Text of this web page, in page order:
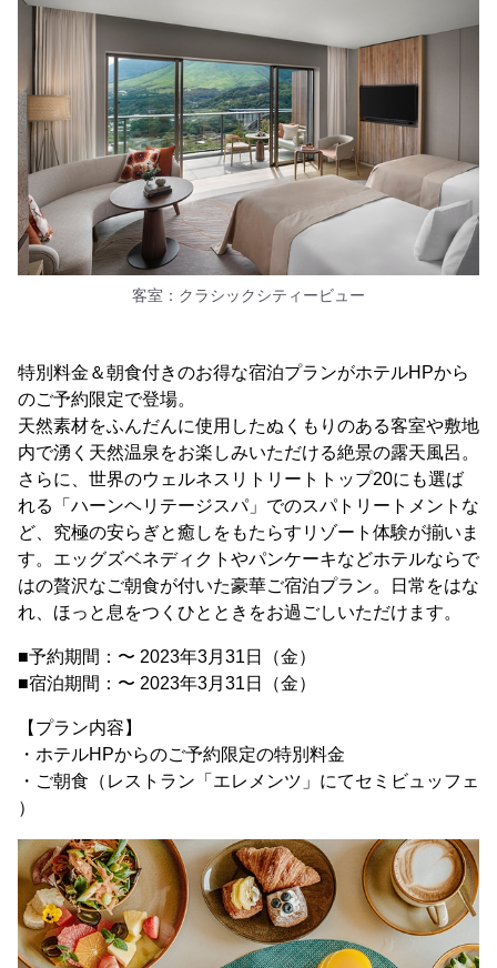
客室：クラシックシティービュー
特別料金＆朝食付きのお得な宿泊プランがホテルHPから
のご予約限定で登場。
天然素材をふんだんに使用したぬくもりのある客室や敷地
内で湧く天然温泉をお楽しみいただける絶景の露天風呂。
さらに、世界のウェルネスリトリートトップ20にも選ば
れる「ハーンヘリテージスパ」でのスパトリートメントな
ど、究極の安らぎと癒しをもたらすリゾート体験が揃いま
す。エッグズベネディクトやパンケーキなどホテルならで
はの贅沢なご朝食が付いた豪華ご宿泊プラン。日常をはな
れ、ほっと息をつくひとときをお過ごしいただけます。
■予約期間：〜 2023年3月31日（金）
■宿泊期間：〜 2023年3月31日（金）
【プラン内容】
・ホテルHPからのご予約限定の特別料金
・ご朝食（レストラン「エレメンツ」にてセミビュッフェ
）